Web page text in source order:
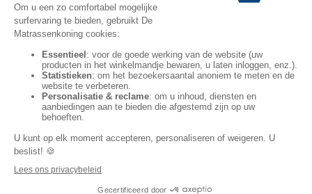
Algemene verkoopvoorwaarden voor winkels
Algemene verkoopvoorwaarden op internet
Wettelijke Bepalingen
Persoonlijke gegevens
Kortingscodes De Matrassenkoning
Copyright © 2022. All rights reserved.